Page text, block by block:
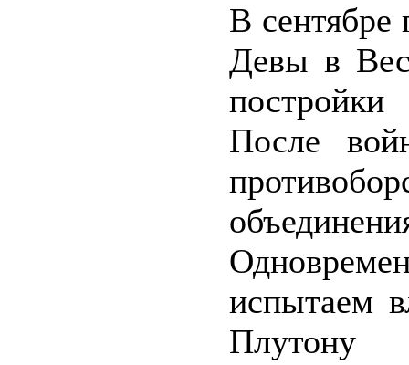
В сентябре
Девы в
После
испытаем
Плутону